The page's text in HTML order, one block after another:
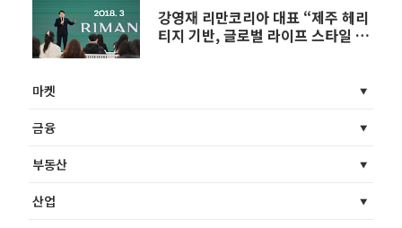
강영재 리만코리아 대표 “제주 헤리
티지 기반, 글로벌 라이프 스타일 기
마켓
금융
부동산
산업